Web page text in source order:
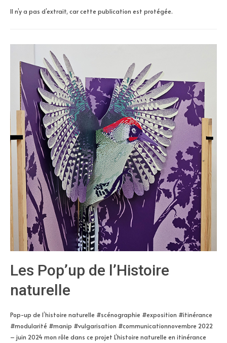
Il n’y a pas d’extrait, car cette publication est protégée.
Les Pop’up de l’Histoire
naturelle
Pop-up de l’histoire naturelle #scénographie #exposition #itinérance
#modularité #manip #vulgarisation #communicationnovembre 2022
– juin 2024 mon rôle dans ce projet L’histoire naturelle en itinérance